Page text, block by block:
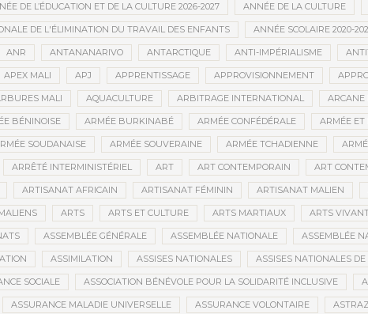
DE L’ÉDUCATION ET DE LA CULTURE 2026-2027 ANNÉE DE LA CULTURE
DE L'ÉLIMINATION DU TRAVAIL DES ENFANTS ANNÉE SCOLAIRE 2020-
ANR ANTANANARIVO ANTARCTIQUE ANTI-IMPÉRIALISME
APEX MALI APJ APPRENTISSAGE APPROVISIONNEMENT
MALI AQUACULTURE ARBITRAGE INTERNATIONAL ARCANE
BÉNINOISE ARMÉE BURKINABÉ ARMÉE CONFÉDÉRALE ARMÉE ET
SOUDANAISE ARMÉE SOUVERAINE ARMÉE TCHADIENNE
ARRÊTÉ INTERMINISTÉRIEL ART ART CONTEMPORAIN ART
ARTISANAT AFRICAIN ARTISANAT FÉMININ ARTISANAT MALIEN
ARTS ARTS ET CULTURE ARTS MARTIAUX ARTS
ASSEMBLÉE GÉNÉRALE ASSEMBLÉE NATIONALE ASSEMBLÉE
ASSIMILATION ASSISES NATIONALES ASSISES NATIONALES
SOCIALE ASSOCIATION BÉNÉVOLE POUR LA SOLIDARITÉ INCLUSIVE
ASSURANCE MALADIE UNIVERSELLE ASSURANCE VOLONTAIRE